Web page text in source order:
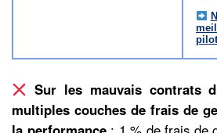
Sur les mauvais contrats
multiples couches de frais de